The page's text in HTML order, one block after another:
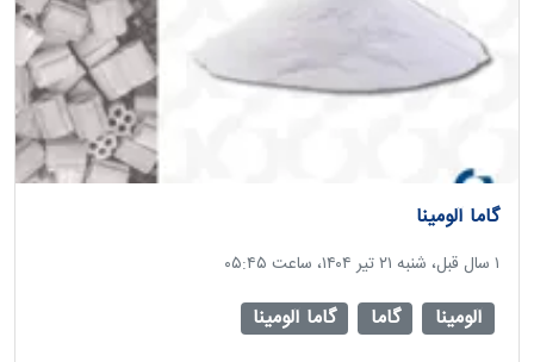
گاما آلومینا
‫۱ سال قبل، شنبه ۲۱ تیر ۱۴۰۴، ساعت ۰۵:۴۵
آلومینا گاما گاما آلومینا